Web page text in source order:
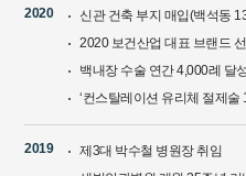
2020
신관 건축 부지 매입(백석동
2020 보건산업 대표 브랜드
백내장 수술 연간 4,000례 달
‘컨스탈레이션 유리체 절제술
2019
제3대 박수철 병원장 취임